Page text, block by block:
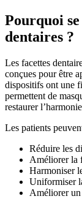
Pourquoi
dentaires ?
Les facettes
conçues pour être
dispositifs ont une
permettent de
restaurer
Les patients
Réduire les
Améliorer la
Harmoniser
Uniformiser
Améliorer un